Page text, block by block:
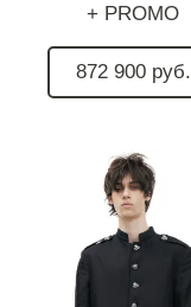
+ PROMO
872 900 руб.